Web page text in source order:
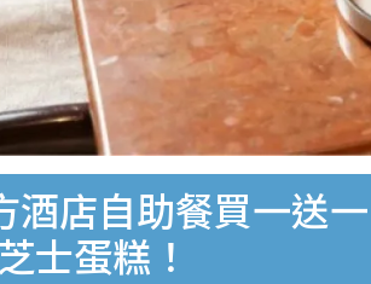
酒店自助餐買一送
士蛋糕！